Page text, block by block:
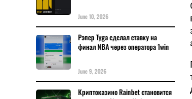
June 10, 2026
Рэпер Tyga сделал ставку на
финал NBA через оператора 1win
June 9, 2026
Криптоказино Rainbet становится